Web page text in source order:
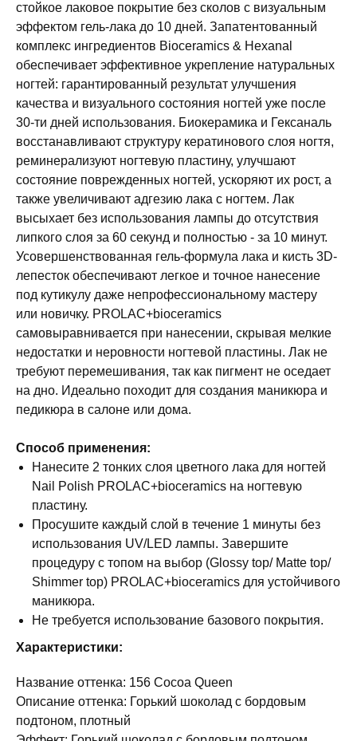
стойкое лаковое покрытие без сколов с визуальным
эффектом гель-лака до 10 дней. Запатентованный
комплекс ингредиентов Bioceramics & Hexanal
обеспечивает эффективное укрепление натуральных
ногтей: гарантированный результат улучшения
качества и визуального состояния ногтей уже после
30-ти дней использования. Биокерамика и Гексаналь
восстанавливают структуру кератинового слоя ногтя,
реминерализуют ногтевую пластину, улучшают
состояние поврежденных ногтей, ускоряют их рост, а
также увеличивают адгезию лака с ногтем. Лак
высыхает без использования лампы до отсутствия
липкого слоя за 60 секунд и полностью - за 10 минут.
Усовершенствованная гель-формула лака и кисть 3D-
лепесток обеспечивают легкое и точное нанесение
под кутикулу даже непрофессиональному мастеру
или новичку. PROLAC+bioceramics
самовыравнивается при нанесении, скрывая мелкие
недостатки и неровности ногтевой пластины. Лак не
требуют перемешивания, так как пигмент не оседает
на дно. Идеально походит для создания маникюра и
педикюра в салоне или дома.
Способ применения:
Нанесите 2 тонких слоя цветного лака для ногтей
Nail Polish PROLAC+bioceramics на ногтевую
пластину.
Просушите каждый слой в течение 1 минуты без
использования UV/LED лампы. Завершите
процедуру с топом на выбор (Glossy top/ Matte top/
Shimmer top) PROLAC+bioceramics для устойчивого
маникюра.
Не требуется использование базового покрытия.
Характеристики:
Название оттенка: 156 Cocoa Queen
Описание оттенка: Горький шоколад с бордовым
подтоном, плотный